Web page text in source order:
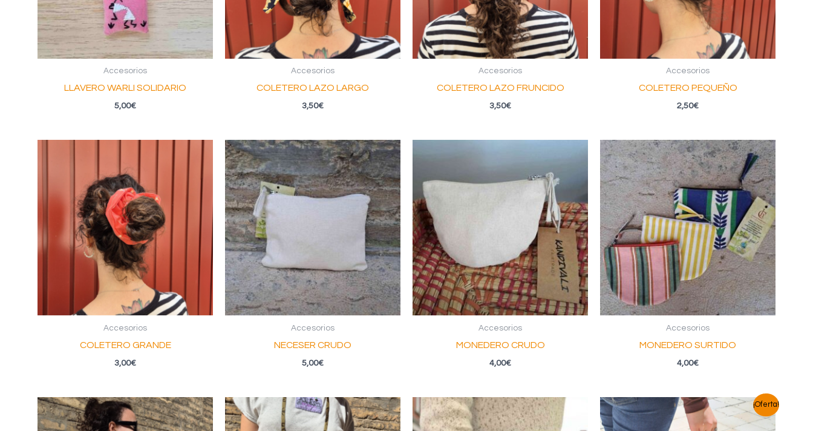
Accesorios
LLAVERO WARLI SOLIDARIO
5,00€
Accesorios
COLETERO LAZO LARGO
3,50€
Accesorios
COLETERO LAZO FRUNCIDO
3,50€
Accesorios
COLETERO PEQUEÑO
2,50€
Accesorios
COLETERO GRANDE
3,00€
Accesorios
NECESER CRUDO
5,00€
Accesorios
MONEDERO CRUDO
4,00€
Accesorios
MONEDERO SURTIDO
4,00€
¡Oferta!